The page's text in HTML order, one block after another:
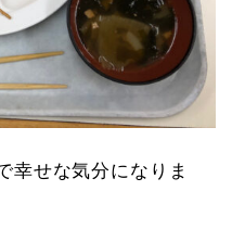
幸せな気分になりま